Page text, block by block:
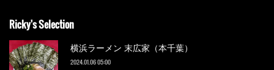
Ricky's Selection
横浜ラーメン 末広家（本千葉）
2024.01.06 05:00